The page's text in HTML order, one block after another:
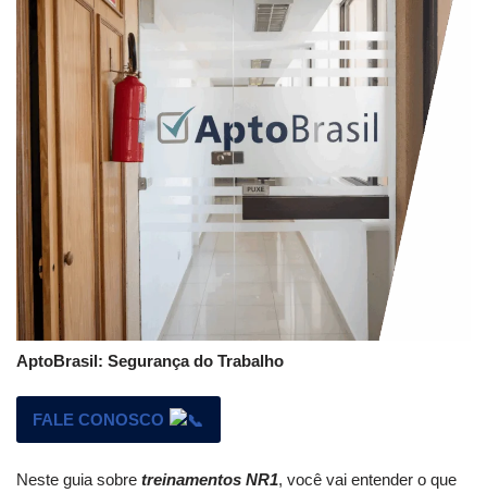
AptoBrasil: Segurança do Trabalho
FALE CONOSCO
Neste guia sobre treinamentos NR1, você vai entender o que